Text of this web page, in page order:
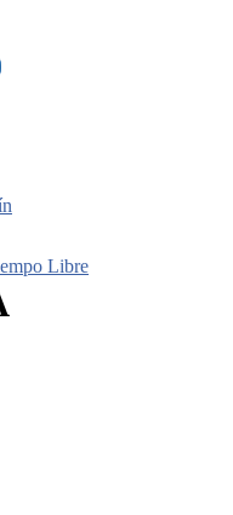
Libre